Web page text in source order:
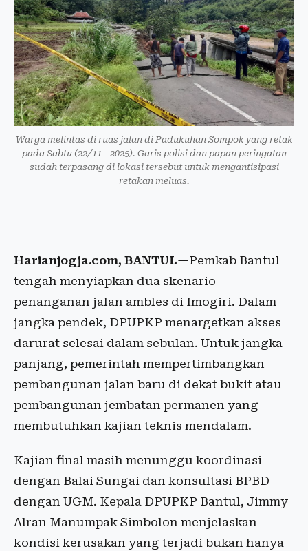
Warga melintas di ruas jalan di Padukuhan Sompok yang retak
pada Sabtu (22/11 - 2025). Garis polisi dan papan peringatan
sudah terpasang di lokasi tersebut untuk mengantisipasi
retakan meluas.
Harianjogja.com, BANTUL—Pemkab Bantul
tengah menyiapkan dua skenario
penanganan jalan ambles di Imogiri. Dalam
jangka pendek, DPUPKP menargetkan akses
darurat selesai dalam sebulan. Untuk jangka
panjang, pemerintah mempertimbangkan
pembangunan jalan baru di dekat bukit atau
pembangunan jembatan permanen yang
membutuhkan kajian teknis mendalam.
Kajian final masih menunggu koordinasi
dengan Balai Sungai dan konsultasi BPBD
dengan UGM. Kepala DPUPKP Bantul, Jimmy
Alran Manumpak Simbolon menjelaskan
kondisi kerusakan yang terjadi bukan hanya